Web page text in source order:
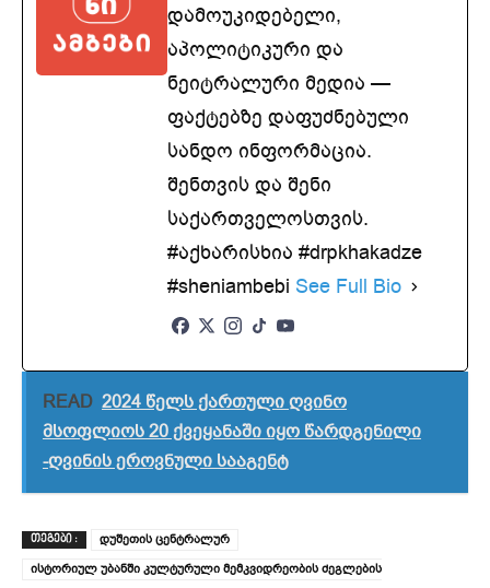
დამოუკიდებელი,
აპოლიტიკური და
ნეიტრალური მედია —
ფაქტებზე დაფუძნებული
სანდო ინფორმაცია.
შენთვის და შენი
საქართველოსთვის.
#აქხარისხია #drpkhakadze
#sheniambebi See Full Bio
READ 2024 წელს ქართული ღვინო
მსოფლიოს 20 ქვეყანაში იყო წარდგენილი
-ღვინის ეროვნული სააგენტ
ᲗᲔᲒᲔᲑᲘ :
დუშეთის ცენტრალურ
ისტორიულ უბანში კულტურული მემკვიდრეობის ძეგლების